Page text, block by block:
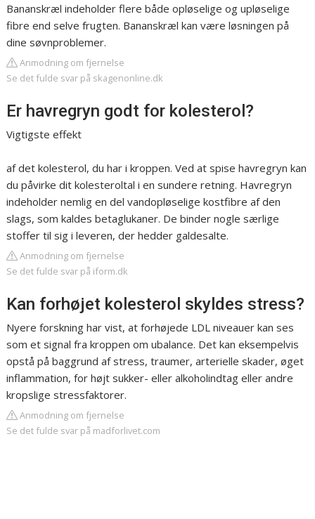
Bananskræl indeholder flere både opløselige og upløselige
fibre end selve frugten. Bananskræl kan være løsningen på
dine søvnproblemer.
Anmodning om fjernelse
Se det fulde svar på skagenonline.dk
Er havregryn godt for kolesterol?
Vigtigste effekt
af det kolesterol, du har i kroppen. Ved at spise havregryn kan
du påvirke dit kolesteroltal i en sundere retning. Havregryn
indeholder nemlig en del vandopløselige kostfibre af den
slags, som kaldes betaglukaner. De binder nogle særlige
stoffer til sig i leveren, der hedder galdesalte.
Anmodning om fjernelse
Se det fulde svar på iform.dk
Kan forhøjet kolesterol skyldes stress?
Nyere forskning har vist, at forhøjede LDL niveauer kan ses
som et signal fra kroppen om ubalance. Det kan eksempelvis
opstå på baggrund af stress, traumer, arterielle skader, øget
inflammation, for højt sukker- eller alkoholindtag eller andre
kropslige stressfaktorer.
Anmodning om fjernelse
Se det fulde svar på madforlivet.com